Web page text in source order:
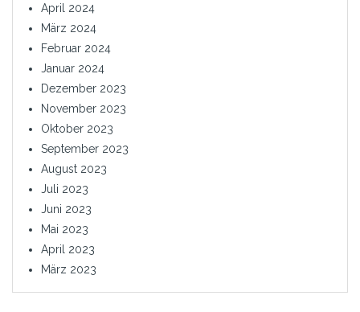
April 2024
März 2024
Februar 2024
Januar 2024
Dezember 2023
November 2023
Oktober 2023
September 2023
August 2023
Juli 2023
Juni 2023
Mai 2023
April 2023
März 2023